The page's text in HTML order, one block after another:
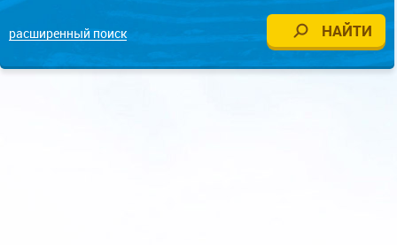
расширенный поиск